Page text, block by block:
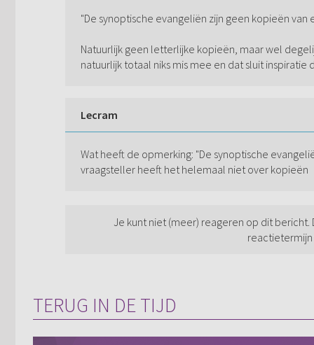
"De synoptische evangeliën zijn geen kopieën van
Natuurlijk geen letterlijke kopieën, maar wel
natuurlijk totaal niks mis mee en dat sluit inspiratie
Lecram
Wat heeft de opmerking: "De synoptische
vraagsteller heeft het helemaal niet over kopieën
Je kunt niet (meer) reageren op dit
reactietermijn
TERUG IN DE TIJD